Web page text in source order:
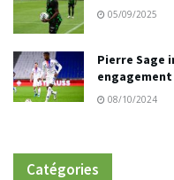
05/09/2025
Pierre Sage
engagement
08/10/2024
Catégories